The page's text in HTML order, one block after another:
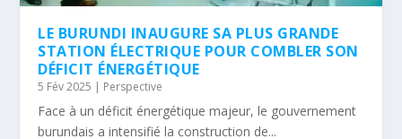
LE BURUNDI INAUGURE SA PLUS GRANDE
STATION ÉLECTRIQUE POUR COMBLER SON
DÉFICIT ÉNERGÉTIQUE
5 Fév 2025 | Perspective
Face à un déficit énergétique majeur, le gouvernement
burundais a intensifié la construction de...